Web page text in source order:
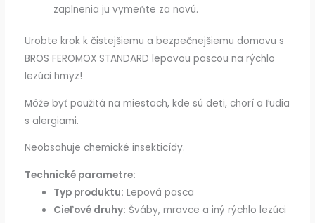
zaplnenia ju vymeňte za novú.
Urobte krok k čistejšiemu a bezpečnejšiemu domovu s
BROS FEROMOX STANDARD lepovou pascou na rýchlo
lezúci hmyz!
Môže byť použitá na miestach, kde sú deti, chorí a ľudia
s alergiami.
Neobsahuje chemické insekticídy.
Technické parametre:
Typ produktu: Lepová pasca
Cieľové druhy: Šváby, mravce a iný rýchlo lezúci